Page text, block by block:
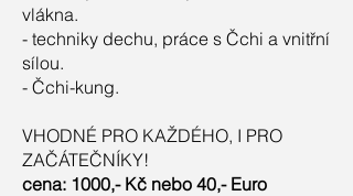
vlákna.
- techniky dechu, práce s Čchi a vnitřní
sílou.
- Čchi-kung.
VHODNÉ PRO KAŽDÉHO, I PRO
ZAČÁTEČNÍKY!
cena: 1000,- Kč nebo 40,- Euro